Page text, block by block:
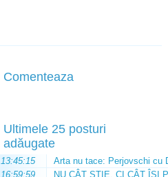
Comenteaza
Ultimele 25 posturi
adăugate
13:45:15
Arta nu tace: Perjovschi cu
16:59:59
NU CÂT ȘTIE, CI CÂT ÎȘI